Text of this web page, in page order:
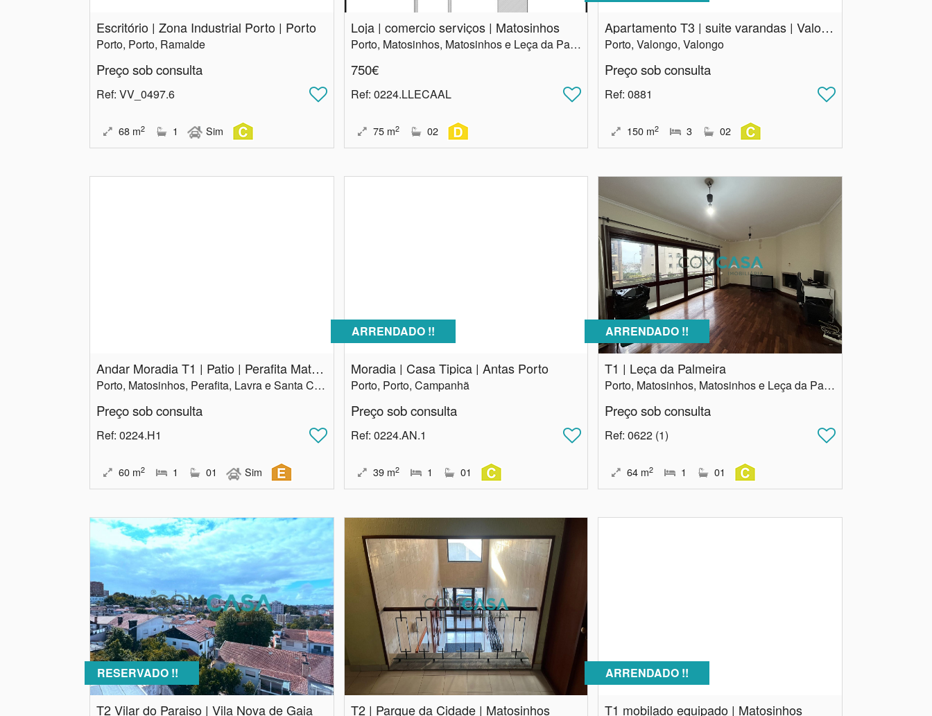
Escritório | Zona Industrial Porto | Porto
Porto, Porto, Ramalde
Preço sob consulta
Ref: VV_0497.6
68 m2 1 Sim
Loja | comercio serviços | Matosinhos
Porto, Matosinhos, Matosinhos e Leça da Palmeira
750€
Ref: 0224.LLECAAL
75 m2 02
Apartamento T3 | suite varandas | Valongo
Porto, Valongo, Valongo
Preço sob consulta
Ref: 0881
150 m2 3 02
Andar Moradia T1 | Patio | Perafita Matosinhos
Porto, Matosinhos, Perafita, Lavra e Santa Cruz do Bispo
Preço sob consulta
Ref: 0224.H1
60 m2 1 01 Sim
ARRENDADO !!
Moradia | Casa Tipica | Antas Porto
Porto, Porto, Campanhã
Preço sob consulta
Ref: 0224.AN.1
39 m2 1 01
ARRENDADO !!
T1 | Leça da Palmeira
Porto, Matosinhos, Matosinhos e Leça da Palmeira
Preço sob consulta
Ref: 0622 (1)
64 m2 1 01
RESERVADO !!
T2 Vilar do Paraiso | Vila Nova de Gaia T2 | Parque da Cidade | Matosinhos
ARRENDADO !!
T1 mobilado equipado | Matosinhos